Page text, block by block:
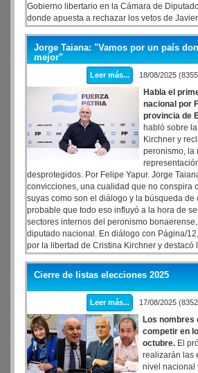
Gobierno libertario en la Cámara de
donde apuesta a rechazar los vetos de
Jorge Taiana: "Vamos por un país
mejor"
Leer más... 18/08/2025
Habla el
nacional por
provincia de
habló sobre
Kirchner y
peronismo, la
desprotegidos. Por Felipe Yapur. Jorge
convicciones, una cualidad que no conspira
suyas como son el diálogo y la búsqueda de
probable que todo eso influyó a la hora de
sectores internos del peronismo
diputado nacional. En diálogo con Página/
por la libertad de Cristina Kirchner y destacó
alcanzada, una condición necesaria para
los sectores de la sociedad".
Cierre de listas elecciones 2025
Leer más... 17/08/2025
Los nombres
competir en
octubre. El
realizarán las
nivel nacional